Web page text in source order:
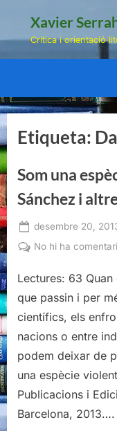
Xavier
Crítica i orientació
Etiqueta:
Som una
Sánchez i
Posted
on
desembre 20,
No hi ha
Lectures: 63
que passin i per
científics, els
nacions o entre
podem deixar de
una espècie
Publicacions i
Barcelona, 2013….